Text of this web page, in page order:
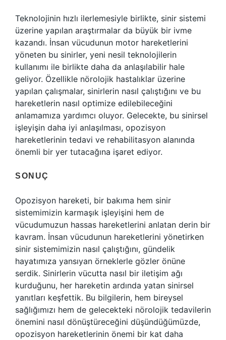
Teknolojinin hızlı ilerlemesiyle birlikte, sinir sistemi
üzerine yapılan araştırmalar da büyük bir ivme
kazandı. İnsan vücudunun motor hareketlerini
yöneten bu sinirler, yeni nesil teknolojilerin
kullanımı ile birlikte daha da anlaşılabilir hale
geliyor. Özellikle nörolojik hastalıklar üzerine
yapılan çalışmalar, sinirlerin nasıl çalıştığını ve bu
hareketlerin nasıl optimize edilebileceğini
anlamamıza yardımcı oluyor. Gelecekte, bu sinirsel
işleyişin daha iyi anlaşılması, opozisyon
hareketlerinin tedavi ve rehabilitasyon alanında
önemli bir yer tutacağına işaret ediyor.
SONUÇ
Opozisyon hareketi, bir bakıma hem sinir
sistemimizin karmaşık işleyişini hem de
vücudumuzun hassas hareketlerini anlatan derin bir
kavram. İnsan vücudunun hareketlerini yönetirken
sinir sistemimizin nasıl çalıştığını, gündelik
hayatımıza yansıyan örneklerle gözler önüne
serdik. Sinirlerin vücutta nasıl bir iletişim ağı
kurduğunu, her hareketin ardında yatan sinirsel
yanıtları keşfettik. Bu bilgilerin, hem bireysel
sağlığımızı hem de gelecekteki nörolojik tedavilerin
önemini nasıl dönüştüreceğini düşündüğümüzde,
opozisyon hareketlerinin önemi bir kat daha